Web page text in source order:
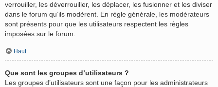
verrouiller, les déverrouiller, les déplacer, les fusionner et les diviser
dans le forum qu’ils modèrent. En règle générale, les modérateurs
sont présents pour que les utilisateurs respectent les règles
imposées sur le forum.
Haut
Que sont les groupes d’utilisateurs ?
Les groupes d’utilisateurs sont une façon pour les administrateurs